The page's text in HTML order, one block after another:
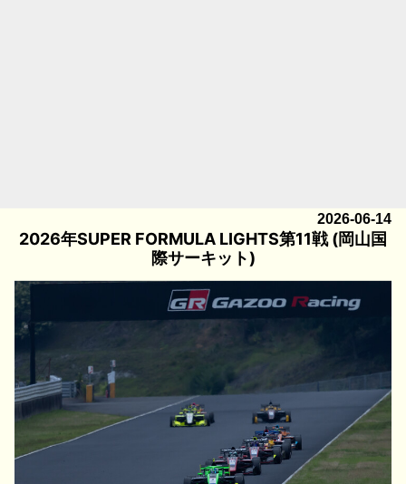
2026-06-14
2026年SUPER FORMULA LIGHTS第11戦 (岡山国
際サーキット)